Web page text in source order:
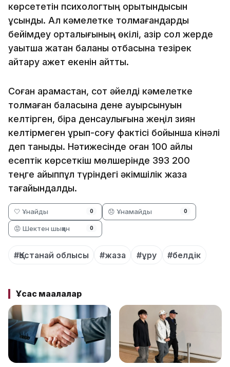
көрсететін психологтың қорытындысын
ұсынды. Ал кәмелетке толмағандарды
бейімдеу орталығының өкілі, қазір сол жерде
уақытша жатқан баланы отбасына тезірек
қайтару қажет екенін айтты.
Соған қарамастан, сот әйелді кәмелетке
толмаған баласына дене ауырсынуын
келтірген, бірақ денсаулығына жеңіл зиян
келтірмеген ұрып-соғу фактісі бойынша кінәлі
деп таныды. Нәтижесінде оған 100 айлық
есептік көрсеткіш мөлшерінде 393 200
теңге айыппұл түріндегі әкімшілік жаза
тағайындалды.
🤍 Ұнайды 0 😞 Ұнамайды 0
😡 Шектен шыққан 0
#Қостанай облысы #жаза #ұру #белдік
Ұқсас мақалалар